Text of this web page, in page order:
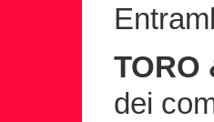
TORO
dei